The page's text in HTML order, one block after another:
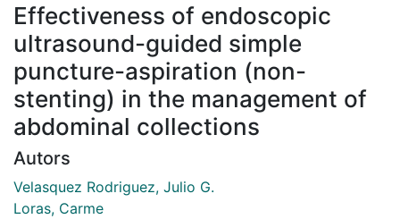
Effectiveness of endoscopic
ultrasound-guided simple
puncture-aspiration (non-
stenting) in the management of
abdominal collections
Autors
Velasquez Rodriguez, Julio G.
Loras, Carme